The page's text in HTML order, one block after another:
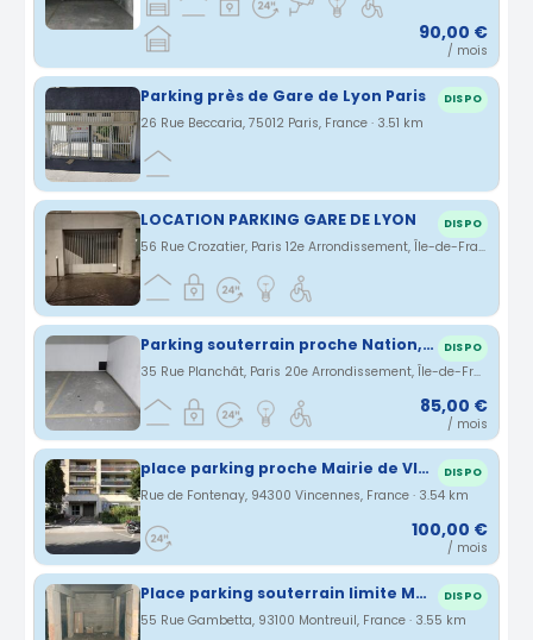
90,00 €
/ mois
Parking près de Gare de Lyon Paris DISPO
26 Rue Beccaria, 75012 Paris, France · 3.51 km
LOCATION PARKING GARE DE LYON DISPO
56 Rue Crozatier, Paris 12e Arrondissement, Île-de-France, France · 3.51 km
Parking souterrain proche Nation, Avron, Alexandre Dumas, Buzenval DISPO
35 Rue Planchât, Paris 20e Arrondissement, Île-de-France, France · 3.53 km
85,00 €
/ mois
place parking proche Mairie de VINCENNES DISPO
Rue de Fontenay, 94300 Vincennes, France · 3.54 km
100,00 €
/ mois
Place parking souterrain limite Montreuil / Vincennes DISPO
55 Rue Gambetta, 93100 Montreuil, France · 3.55 km